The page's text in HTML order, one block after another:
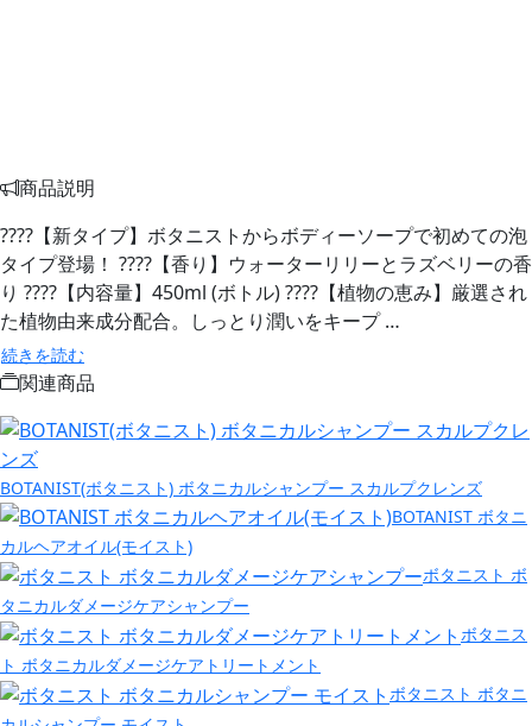
商品説明
????【新タイプ】ボタニストからボディーソープで初めての泡
タイプ登場！ ????【香り】ウォーターリリーとラズベリーの香
り ????【内容量】450ml (ボトル) ????【植物の恵み】厳選され
た植物由来成分配合。しっとり潤いをキープ …
続きを読む
関連商品
BOTANIST(ボタニスト) ボタニカルシャンプー スカルプクレンズ
BOTANIST ボタニ
カルヘアオイル(モイスト)
ボタニスト ボ
タニカルダメージケアシャンプー
ボタニス
ト ボタニカルダメージケアトリートメント
ボタニスト ボタニ